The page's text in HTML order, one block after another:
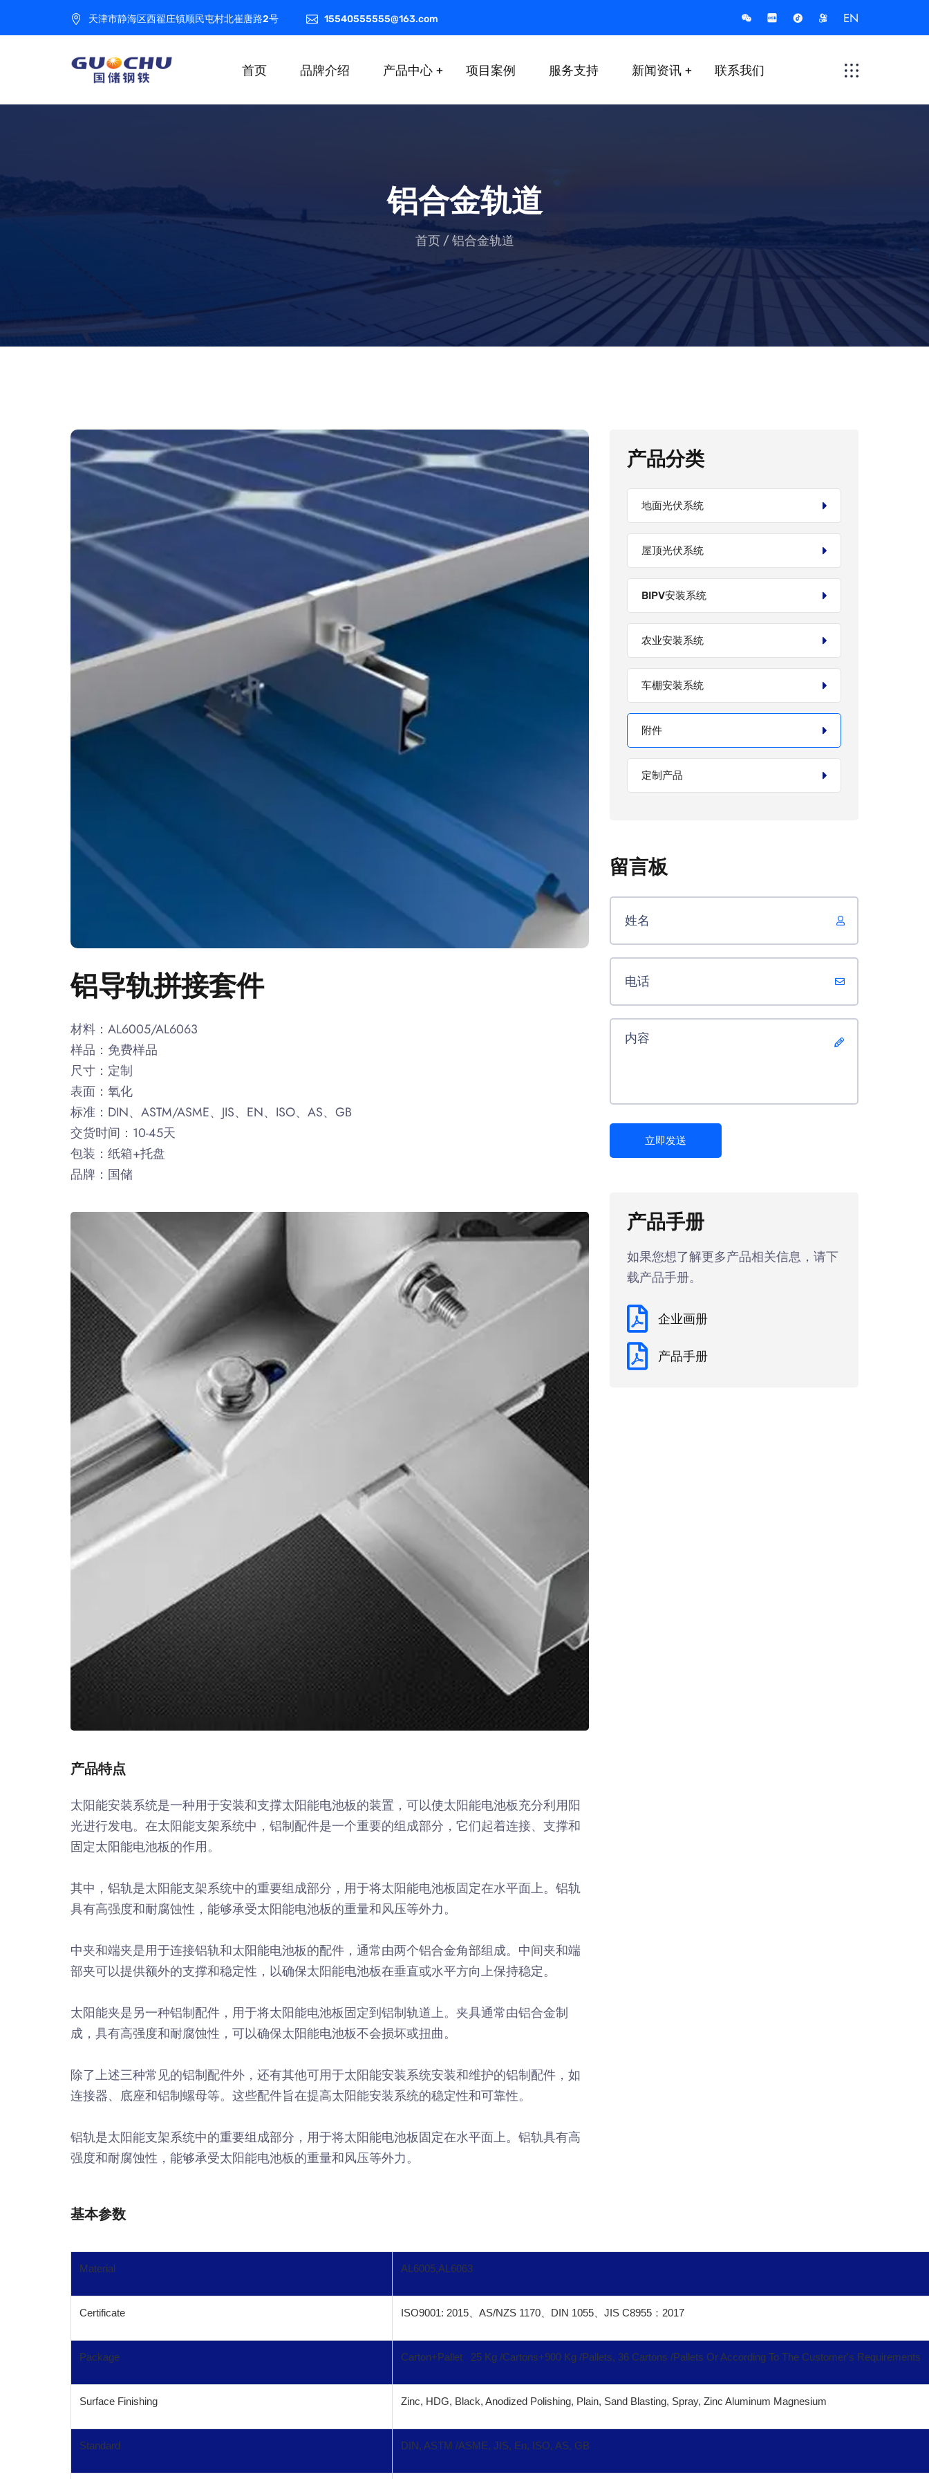
天津市静海区西翟庄镇顺民屯村北崔唐路2号 15540555555@163.com EN
首页 品牌介绍 产品中心 项目案例 服务支持 新闻资讯 联系我们
铝合金轨道
首页/ 铝合金轨道
铝导轨拼接套件
材料：AL6005/AL6063
样品：免费样品
尺寸：定制
表面：氧化
标准：DIN、ASTM/ASME、JIS、EN、ISO、AS、GB
交货时间：10-45天
包装：纸箱+托盘
品牌：国储
产品特点
太阳能安装系统是一种用于安装和支撑太阳能电池板的装置，可以使太阳能电池板充分利用阳
光进行发电。在太阳能支架系统中，铝制配件是一个重要的组成部分，它们起着连接、支撑和
固定太阳能电池板的作用。
其中，铝轨是太阳能支架系统中的重要组成部分，用于将太阳能电池板固定在水平面上。铝轨
具有高强度和耐腐蚀性，能够承受太阳能电池板的重量和风压等外力。
中夹和端夹是用于连接铝轨和太阳能电池板的配件，通常由两个铝合金角部组成。中间夹和端
部夹可以提供额外的支撑和稳定性，以确保太阳能电池板在垂直或水平方向上保持稳定。
太阳能夹是另一种铝制配件，用于将太阳能电池板固定到铝制轨道上。夹具通常由铝合金制
成，具有高强度和耐腐蚀性，可以确保太阳能电池板不会损坏或扭曲。
除了上述三种常见的铝制配件外，还有其他可用于太阳能安装系统安装和维护的铝制配件，如
连接器、底座和铝制螺母等。这些配件旨在提高太阳能安装系统的稳定性和可靠性。
铝轨是太阳能支架系统中的重要组成部分，用于将太阳能电池板固定在水平面上。铝轨具有高
强度和耐腐蚀性，能够承受太阳能电池板的重量和风压等外力。
基本参数
Material AL6005,AL6063
Certificate ISO9001: 2015 AS/NZS 1170 DIN 1055 JIS C8955 ： 2017
Package Carton+Pallet 25 Kg /Cartons+900 Kg /Pallets, 36 Cartons /Pallets Or According To The Customer's Requirements
Surface Finishing Zinc, HDG, Black, Anodized Polishing, Plain, Sand Blasting, Spray, Zinc Aluminum Magnesium
Standard DIN, ASTM /ASME, JIS, En, ISO, AS, GB
产品分类
地面光伏系统
屋顶光伏系统
BIPV安装系统
农业安装系统
车棚安装系统
附件
定制产品
留言板
立即发送
产品手册
如果您想了解更多产品相关信息，请下
载产品手册。
企业画册
产品手册